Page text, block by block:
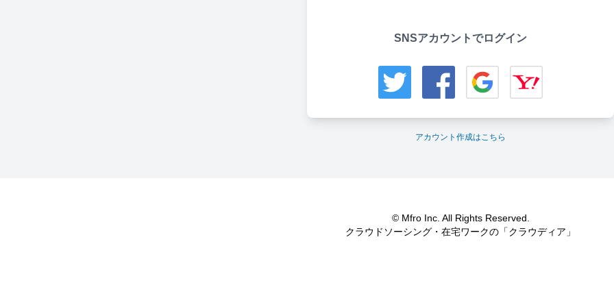
SNSアカウントでログイン
アカウント作成はこちら
© Mfro Inc. All Rights Reserved.
クラウドソーシング・在宅ワークの「クラウディア」